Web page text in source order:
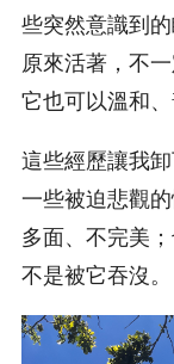
些突然意識到
原來活著，不
它也可以溫和、
這些經歷讓我
一些被迫悲觀
多面、不完美
不是被它吞沒。